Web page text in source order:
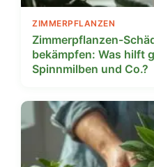
ZIMMERPFLANZEN
Zimmerpflanzen-
bekämpfen: Was hilft
Spinnmilben und Co.?